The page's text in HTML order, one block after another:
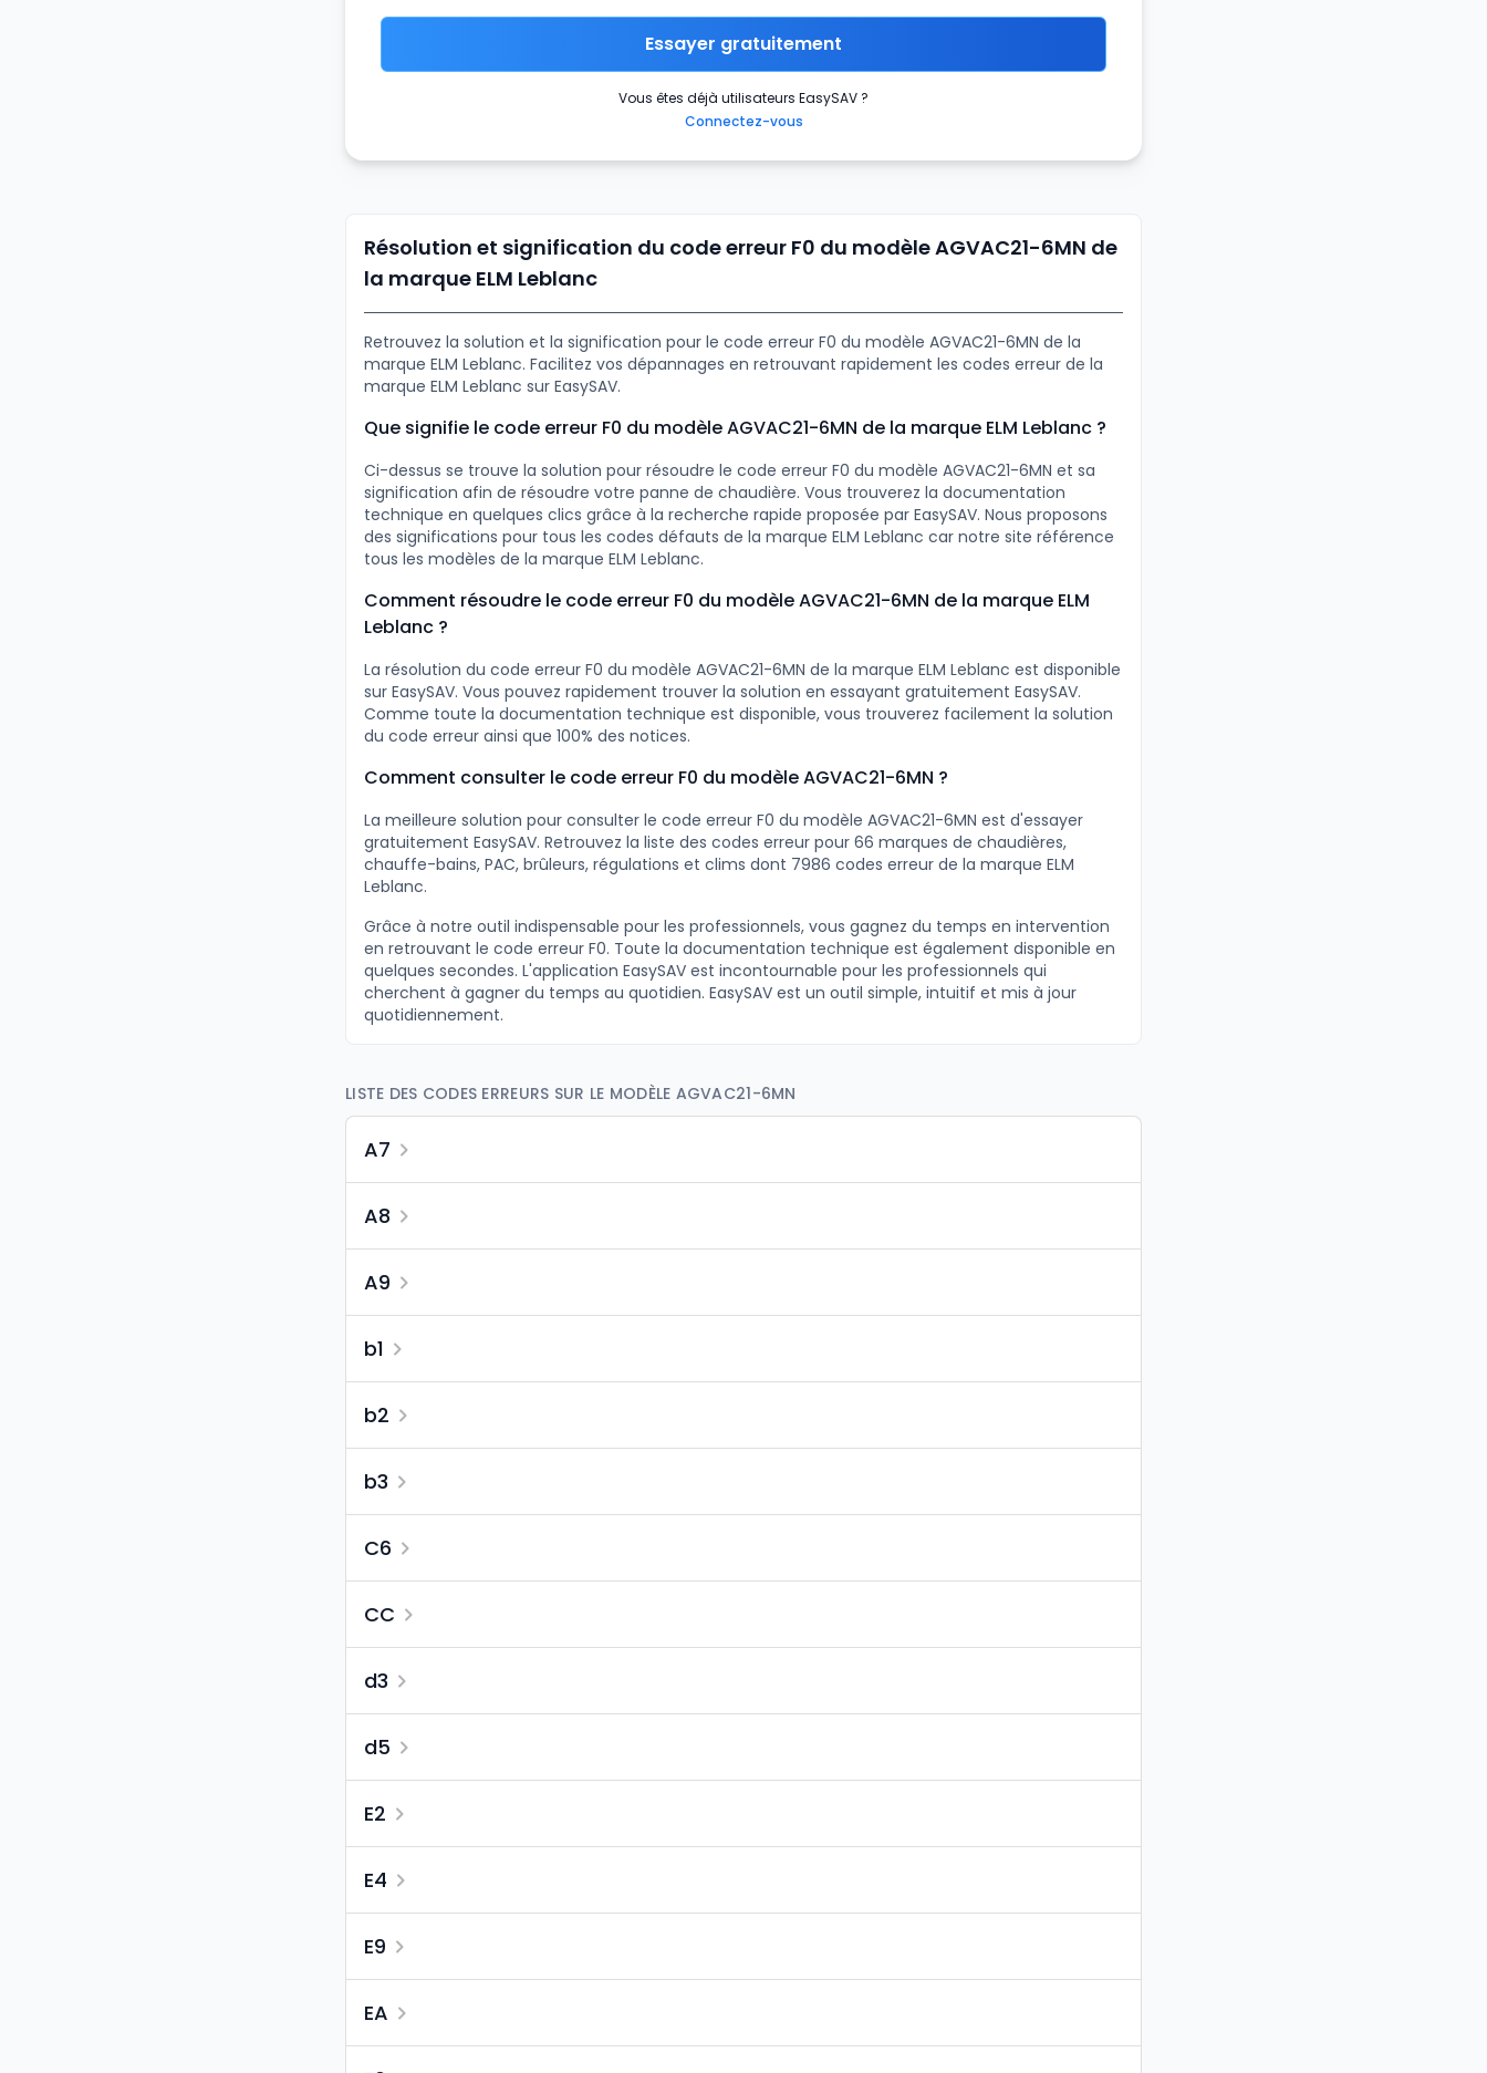
Essayer gratuitement
Vous êtes déjà utilisateurs EasySAV ?
Connectez-vous
Résolution et signification du code erreur F0 du modèle AGVAC21-6MN de
la marque ELM Leblanc
Retrouvez la solution et la signification pour le code erreur F0 du modèle AGVAC21-6MN de la
marque ELM Leblanc. Facilitez vos dépannages en retrouvant rapidement les codes erreur de la
marque ELM Leblanc sur EasySAV.
Que signifie le code erreur F0 du modèle AGVAC21-6MN de la marque ELM Leblanc ?
Ci-dessus se trouve la solution pour résoudre le code erreur F0 du modèle AGVAC21-6MN et sa
signification afin de résoudre votre panne de chaudière. Vous trouverez la documentation
technique en quelques clics grâce à la recherche rapide proposée par EasySAV. Nous proposons
des significations pour tous les codes défauts de la marque ELM Leblanc car notre site référence
tous les modèles de la marque ELM Leblanc.
Comment résoudre le code erreur F0 du modèle AGVAC21-6MN de la marque ELM
Leblanc ?
La résolution du code erreur F0 du modèle AGVAC21-6MN de la marque ELM Leblanc est disponible
sur EasySAV. Vous pouvez rapidement trouver la solution en essayant gratuitement EasySAV.
Comme toute la documentation technique est disponible, vous trouverez facilement la solution
du code erreur ainsi que 100% des notices.
Comment consulter le code erreur F0 du modèle AGVAC21-6MN ?
La meilleure solution pour consulter le code erreur F0 du modèle AGVAC21-6MN est d'essayer
gratuitement EasySAV. Retrouvez la liste des codes erreur pour 66 marques de chaudières,
chauffe-bains, PAC, brûleurs, régulations et clims dont 7986 codes erreur de la marque ELM
Leblanc.
Grâce à notre outil indispensable pour les professionnels, vous gagnez du temps en intervention
en retrouvant le code erreur F0. Toute la documentation technique est également disponible en
quelques secondes. L'application EasySAV est incontournable pour les professionnels qui
cherchent à gagner du temps au quotidien. EasySAV est un outil simple, intuitif et mis à jour
quotidiennement.
LISTE DES CODES ERREURS SUR LE MODÈLE AGVAC21-6MN
A7
A8
A9
b1
b2
b3
C6
CC
d3
d5
E2
E4
E9
EA